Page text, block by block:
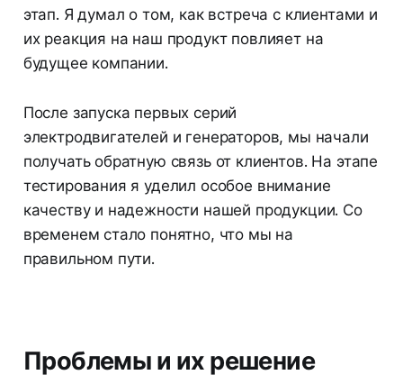
этап. Я думал о том, как встреча с клиентами и
их реакция на наш продукт повлияет на
будущее компании.
После запуска первых серий
электродвигателей и генераторов, мы начали
получать обратную связь от клиентов. На этапе
тестирования я уделил особое внимание
качеству и надежности нашей продукции. Со
временем стало понятно, что мы на
правильном пути.
Проблемы и их решение